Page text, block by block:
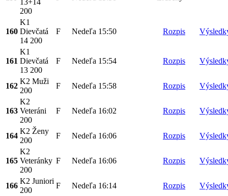
200
160
K1
Dievčatá
14 200
F Nedeľa 15:50 Rozpis
161
K1
Dievčatá
13 200
F Nedeľa 15:54 Rozpis
162
K2 Muži
200
F Nedeľa 15:58 Rozpis
163
K2
Veteráni
200
F Nedeľa 16:02 Rozpis
164
K2 Ženy
200
F Nedeľa 16:06 Rozpis
165
K2
Veteránky
200
F Nedeľa 16:06 Rozpis
166
K2 Juniori
200
F Nedeľa 16:14 Rozpis